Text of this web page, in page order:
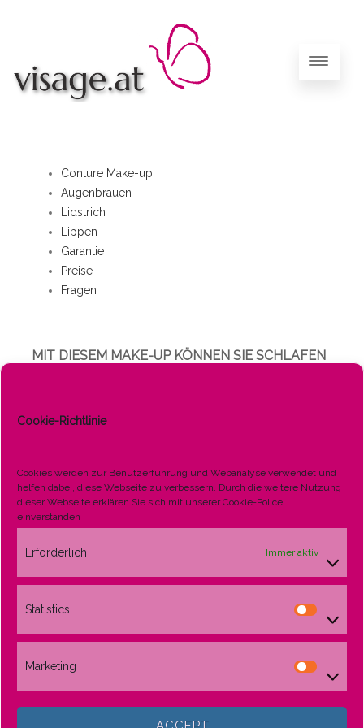
Cookie-Richtlinie
Cookies werden zur Benutzerführung und Webanalyse verwendet und
helfen dabei, diese Webseite zu verbessern. Durch die weitere Nutzung
dieser Webseite erklären Sie sich mit unserer Cookie-Police
einverstanden
Erforderlich Immer aktiv
Statistics Statistics
Marketing
Conture Make-up
Augenbrauen
Lidstrich
Lippen
Garantie
Preise
Fragen
MIT DIESEM MAKE-UP KÖNNEN SIE SCHLAFEN
Was heißt Conture® Make-up?
aus dem Bett hüpfen: Mit perfekten Augenbrauen,
Lidstrich, schönen Lippen? - Ein unerfüllbarer Wunsch?
Seit über 25 Jahren existiert die LONG-TIME-LINER
Tausende von begeisterten Kunden festgestellt, daß das
lästige "Schminken" und "Abschminken" endgültig der